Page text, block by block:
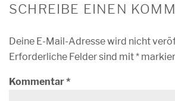
SCHREIBE EINEN
Deine E-Mail-Adresse wird nicht
Erforderliche Felder sind mit*
Kommentar*